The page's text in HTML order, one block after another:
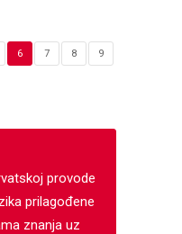
6 7 8 9
provode
prilagođene
znanja uz